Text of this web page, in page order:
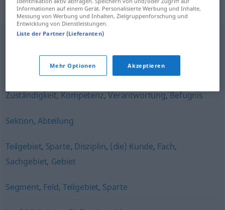
Synonyme für "Bereich"
Platz, Fläche,Ort Raum,Gegend
Zuständigkeit,Kompetenz,Verantwortung,Befugnis
Sektion,Abteilung
Teilgebiet, Sparte, Disziplin, (die) Kunde, Fach,
Sachgebiet, Gebiet
Segment, Feld, Teilgebiet, Sparte
Informationen auf einem Gerät. Personalisierte Werbung und Inhalte,
Messung von Werbung und Inhalten, Zielgruppenforschung und
Entwicklung von Dienstleistungen.
Liste der Partner (Lieferanten)
Mehr Optionen Akzeptieren